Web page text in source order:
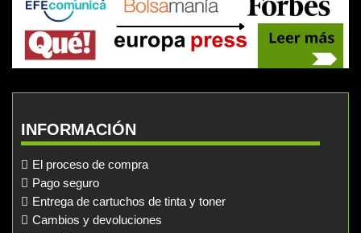
INFORMACIÓN
El proceso de compra
Pago seguro
Entrega de cartuchos de tinta y toner
Cambios y devoluciones